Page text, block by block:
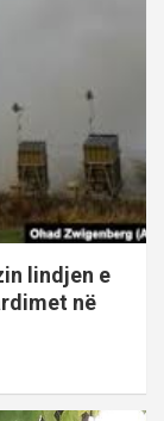
lindjen e
në